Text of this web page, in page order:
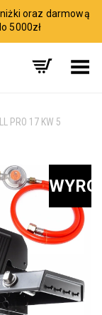
oraz darmową
5000zł
Toggle Menu
PRO 17 KW 5